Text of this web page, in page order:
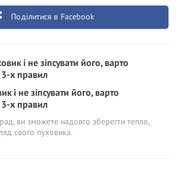
Поділитися в Facebook
і не зіпсувати його, варто
х правил
ви зможете надовго зберегти тепло,
свого пуховика.